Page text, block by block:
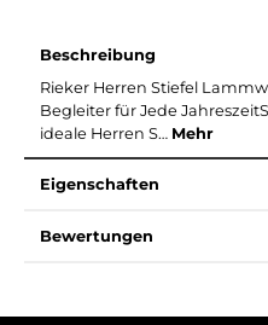
Beschreibung
Rieker Herren Stiefel
Begleiter für Jede
ideale Herren S… Mehr
Eigenschaften
Bewertungen